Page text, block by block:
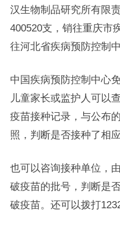
汉生物制品研究所有限
400520支，销往重庆市
往河北省疾病预防控制中
中国疾病预防控制中心
儿童家长或监护人可以
疫苗接种记录，与公布
照，判断是否接种了相
也可以咨询接种单位，
破疫苗的批号，判断是
破疫苗。还可以拨打